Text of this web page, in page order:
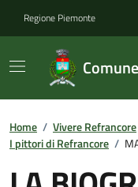
Regione Piemonte
Home / Vivere Refrancore
I pittori di Refrancore /